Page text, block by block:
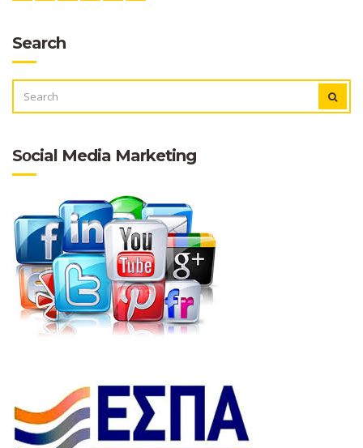
Search
FOR:
Sοcial Media Marketing